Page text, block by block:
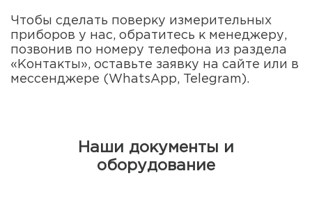
Чтобы сделать поверку измерительных
приборов у нас, обратитесь к менеджеру,
позвонив по номеру телефона из раздела
«Контакты», оставьте заявку на сайте или в
мессенджере (WhatsApp, Telegram).
Наши документы и
оборудование